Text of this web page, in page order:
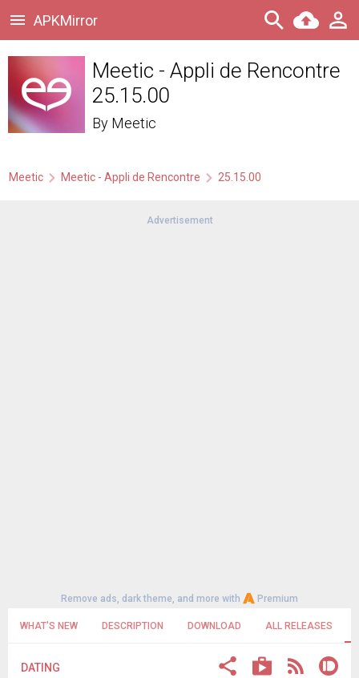
APKMirror
Meetic - Appli de Rencontre
25.15.00
By Meetic
Meetic Meetic - Appli de Rencontre 25.15.00
Advertisement
Remove ads, dark theme, and more with Premium
WHAT'S NEW DESCRIPTION DOWNLOAD ALL RELEASES
DATING